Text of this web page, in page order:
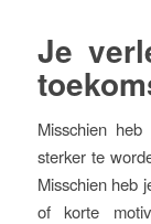
Je
Misschien
sterker te
Misschien heb
of korte